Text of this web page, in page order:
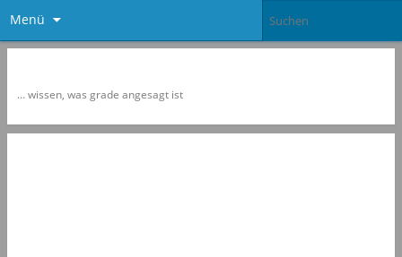
Menü
… wissen, was grade angesagt ist